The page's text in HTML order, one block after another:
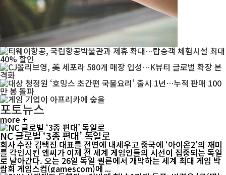
포토뉴스
more +
NC 글로벌 ‘3종 편대’ 독일로
회사 수장 김택진 대표를 전면에 내세우고 중국에 ‘아이온2’의 재미
를 각인시킨 엔씨가 이제 전 세계 게임인들의 시선이 집중되는 독일
로 날아간다. 오는 26일 독일 쾰른에서 개막하는 세계 최대 게임 박
람회 게임스컴(gamescom)에 ...